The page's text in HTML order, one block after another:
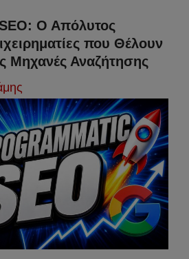
Ο Απόλυτος
που Θέλουν
Μηχανές Αναζήτησης